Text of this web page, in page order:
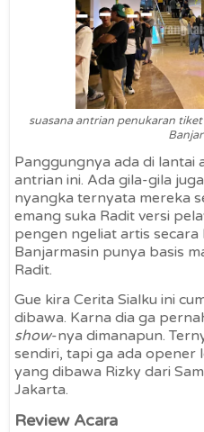
suasana antrian penukaran
Panggungnya ada di lantai
antrian ini. Ada gila-gila
nyangka ternyata mereka
emang suka Radit versi
pengen ngeliat artis secara
Banjarmasin punya basis
Radit.
Gue kira Cerita Sialku ini
dibawa. Karna dia ga
show-nya dimanapun.
sendiri, tapi ga ada opener
yang dibawa Rizky dari
Jakarta.
Review Acara